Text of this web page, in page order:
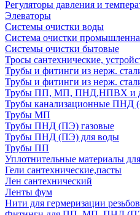
Регуляторы давления и
Элеваторы
Системы очистки воды
Система очистки
Системы очистки бытовые
Тросы сантехнические,
Трубы и фитинги из нерж.
Трубы и фитинги из нерж.
Трубы ПП, МП, ПНД,НПВХ и
Трубы канализационные ПНД
Трубы МП
Трубы ПНД (ПЭ) газовые
Трубы ПНД (ПЭ) для воды
Трубы ПП
Уплотнительные материалы
Гели сантехнические,пасты
Лен сантехнический
Ленты фум
Нити для гермеризации